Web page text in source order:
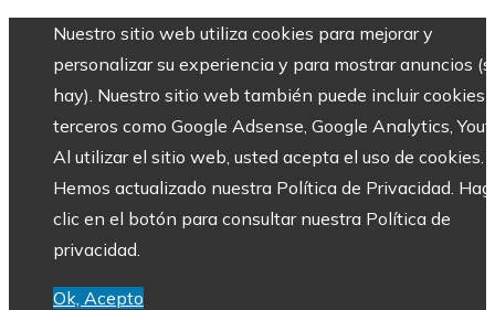
Nuestro sitio web utiliza cookies para mejorar y
personalizar su experiencia y para mostrar anuncios
hay). Nuestro sitio web también puede incluir cookies
terceros como Google Adsense, Google Analytics,
Al utilizar el sitio web, usted acepta el uso de cookies.
Hemos actualizado nuestra Política de Privacidad.
clic en el botón para consultar nuestra Política de
privacidad.
Ok, Acepto